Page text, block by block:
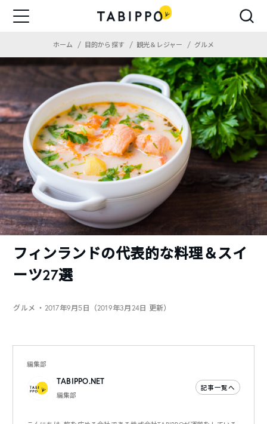
ホーム 目的から探す 観光＆レジャー グルメ
フィンランドの代表的な料理＆スイ
ーツ27選
グルメ ・2017年9月5日（2019年3月24日 更新）
編集部
TABIPPO.NET
編集部
記事一覧へ